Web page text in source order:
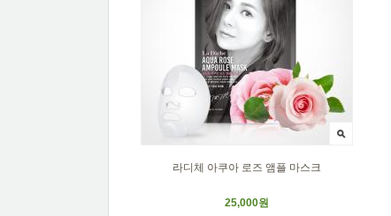
라디체 아쿠아 로즈 앰플 마스크
25,000원